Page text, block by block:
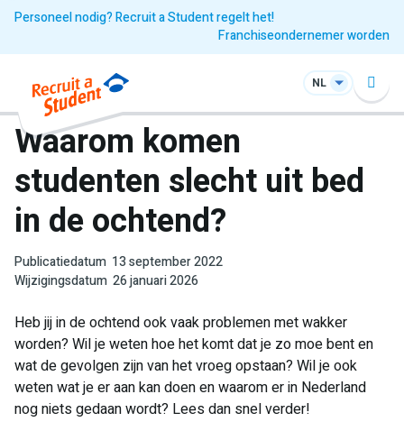
Personeel nodig? Recruit a Student regelt het!
Franchiseondernemer worden
NL
Waarom komen
studenten slecht uit bed
in de ochtend?
Publicatiedatum 13 september 2022
Wijzigingsdatum 26 januari 2026
Heb jij in de ochtend ook vaak problemen met wakker
worden? Wil je weten hoe het komt dat je zo moe bent en
wat de gevolgen zijn van het vroeg opstaan? Wil je ook
weten wat je er aan kan doen en waarom er in Nederland
nog niets gedaan wordt? Lees dan snel verder!